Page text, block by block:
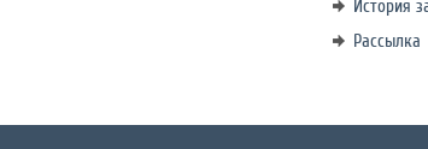
История
Рассылка